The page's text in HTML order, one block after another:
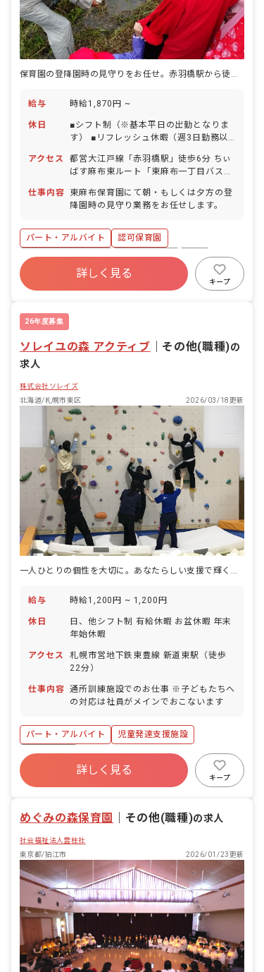
保育園の登降園時の見守りをお任せ。赤羽橋駅から徒歩6分と好アクセス♪
給与 時給1,870円 ~
休日
■シフト制（※基本平日の出勤となりま
す） ■リフレッシュ休暇（週3日勤務以
1/3） ■有給休暇（取得率80％／半日間
単位での取得可／5日以上の連休有給使
用で取得可） ■慶弔休暇 ■産前産後・育
児休暇（取得率100％・復帰率100％）
アクセス
都営大江戸線「赤羽橋駅」徒歩6分 ちぃ
ばす麻布東ルート「東麻布一丁目バス
OK（駐輪場完備）
仕事内容
東麻布保育園にて朝・もしくは夕方の登
降園時の見守り業務をお任せします。
パート・アルバイト
認可保育園
ボーナス・賞与あり
社会保険完備
有給
福利厚生充実
残業少なめ
昇給昇進あり
詳しく見る
キープ
26年度募集
ソレイユの森 アクティブ その他(職種)の
求人
株式会社ソレイズ
北海道/札幌市東区
2026/03/18更新
一人ひとりの個性を大切に。あなたらしい支援で輝く毎日を送りましょう。
給与 時給1,200円 ~ 1,200円
休日
日、他シフト制 有給休暇 お盆休暇 年末
年始休暇
アクセス
札幌市営地下鉄東豊線 新道東駅（徒歩
22分）
仕事内容 通所訓練施設でのお仕事 ※子どもたちへ
の対応は社員がメインでおこないます
パート・アルバイト
児童発達支援施設
正社員登用
詳しく見る
キープ
めぐみの森保育園 その他(職種)の求人
社会福祉法人雲柱社
東京都/狛江市
2026/01/23更新